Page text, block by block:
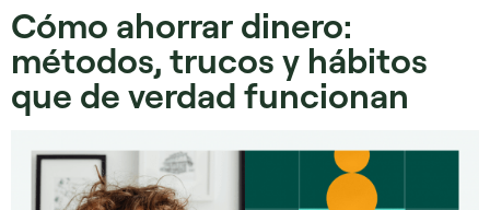
Cómo ahorrar dinero:
métodos, trucos y hábitos
que de verdad funcionan